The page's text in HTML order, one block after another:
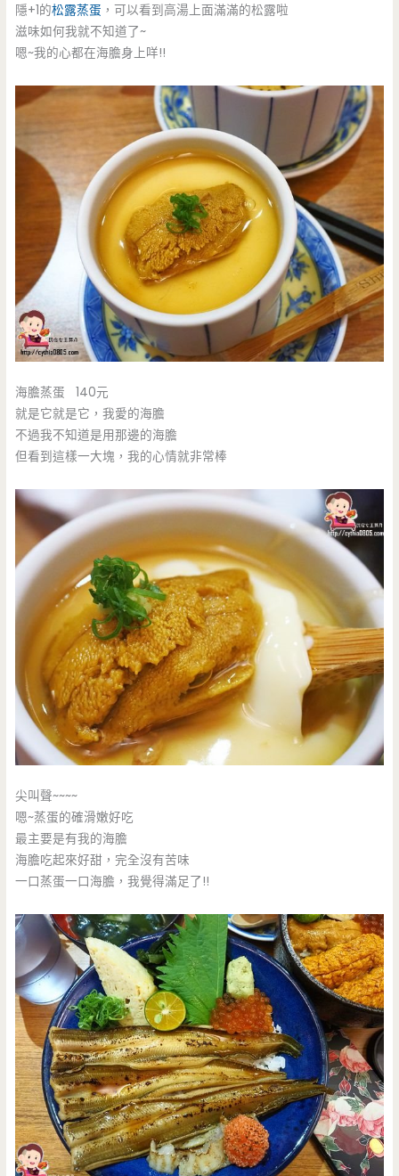
隱+1的松露蒸蛋 ，可以看到高湯上面滿滿的松露啦
滋味如何我就不知道了~
嗯~我的心都在海膽身上咩!!
海膽蒸蛋 140元
就是它就是它，我愛的海膽
不過我不知道是用那邊的海膽
但看到這樣一大塊，我的心情就非常棒
尖叫聲~~~~
嗯~蒸蛋的確滑嫩好吃
最主要是有我的海膽
海膽吃起來好甜，完全沒有苦味
一口蒸蛋一口海膽，我覺得滿足了!!